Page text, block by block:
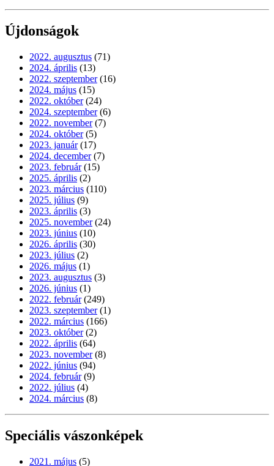
Újdonságok
2022. augusztus (71)
2024. április (13)
2022. szeptember (16)
2024. május (15)
2022. október (24)
2024. szeptember (6)
2022. november (7)
2024. október (5)
2023. január (17)
2024. december (7)
2023. február (15)
2025. április (2)
2023. március (110)
2025. július (9)
2023. április (3)
2025. november (24)
2023. június (10)
2026. április (30)
2023. július (2)
2026. május (1)
2023. augusztus (3)
2026. június (1)
2022. február (249)
2023. szeptember (1)
2022. március (166)
2023. október (2)
2022. április (64)
2023. november (8)
2022. június (94)
2024. február (9)
2022. július (4)
2024. március (8)
Speciális vászonképek
2021. május (5)